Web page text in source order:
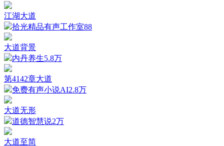
江湖大道
拾光精品有声工作室88
大道背景
内丹养生5.8万
第4142章大道
免费有声小说AI2.8万
大道无形
道德智慧说2万
大道至简